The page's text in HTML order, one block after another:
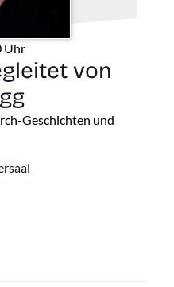
Uhr
von
Geschichten und